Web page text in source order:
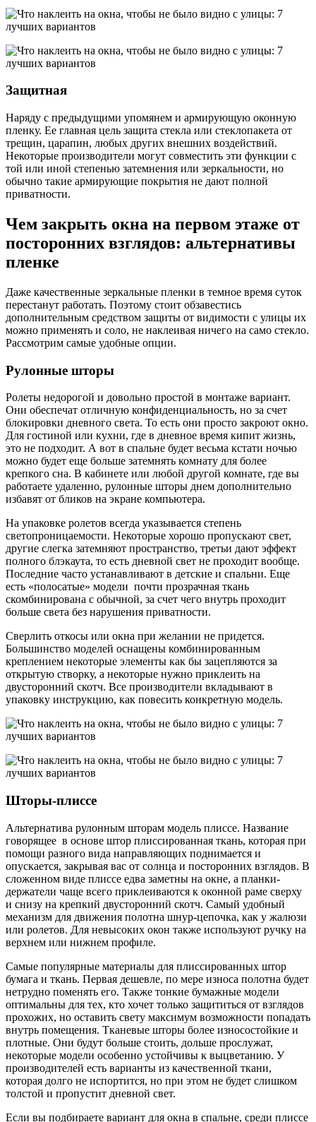
Защитная
Наряду с предыдущими упомянем и армирующую оконную
пленку. Ее главная цель защита стекла или стеклопакета от
трещин, царапин, любых других внешних воздействий.
Некоторые производители могут совместить эти функции с
той или иной степенью затемнения или зеркальности, но
обычно такие армирующие покрытия не дают полной
приватности.
Чем закрыть окна на первом этаже от
посторонних взглядов: альтернативы
пленке
Даже качественные зеркальные пленки в темное время суток
перестанут работать. Поэтому стоит обзавестись
дополнительным средством защиты от видимости с улицы их
можно применять и соло, не наклеивая ничего на само стекло.
Рассмотрим самые удобные опции.
Рулонные шторы
Ролеты недорогой и довольно простой в монтаже вариант.
Они обеспечат отличную конфиденциальность, но за счет
блокировки дневного света. То есть они просто закроют окно.
Для гостиной или кухни, где в дневное время кипит жизнь,
это не подходит. А вот в спальне будет весьма кстати ночью
можно будет еще больше затемнять комнату для более
крепкого сна. В кабинете или любой другой комнате, где вы
работаете удаленно, рулонные шторы днем дополнительно
избавят от бликов на экране компьютера.
На упаковке ролетов всегда указывается степень
светопроницаемости. Некоторые хорошо пропускают свет,
другие слегка затемняют пространство, третьи дают эффект
полного блэкаута, то есть дневной свет не проходит вообще.
Последние часто устанавливают в детские и спальни. Еще
есть «полосатые» модели почти прозрачная ткань
скомбинирована с обычной, за счет чего внутрь проходит
больше света без нарушения приватности.
Сверлить откосы или окна при желании не придется.
Большинство моделей оснащены комбинированным
креплением некоторые элементы как бы зацепляются за
открытую створку, а некоторые нужно приклеить на
двусторонний скотч. Все производители вкладывают в
упаковку инструкцию, как повесить конкретную модель.
Шторы-плиссе
Альтернатива рулонным шторам модель плиссе. Название
говорящее в основе штор плиссированная ткань, которая при
помощи разного вида направляющих поднимается и
опускается, закрывая вас от солнца и посторонних взглядов. В
сложенном виде плиссе едва заметны на окне, а планки-
держатели чаще всего приклеиваются к оконной раме сверху
и снизу на крепкий двусторонний скотч. Самый удобный
механизм для движения полотна шнур-цепочка, как у жалюзи
или ролетов. Для невысоких окон также используют ручку на
верхнем или нижнем профиле.
Самые популярные материалы для плиссированных штор
бумага и ткань. Первая дешевле, по мере износа полотна будет
нетрудно поменять его. Также тонкие бумажные модели
оптимальны для тех, кто хочет только защититься от взглядов
прохожих, но оставить свету максимум возможности попадать
внутрь помещения. Тканевые шторы более износостойкие и
плотные. Они будут больше стоить, дольше прослужат,
некоторые модели особенно устойчивы к выцветанию. У
производителей есть варианты из качественной ткани,
которая долго не испортится, но при этом не будет слишком
толстой и пропустит дневной свет.
Если вы подбираете вариант для окна в спальне, среди плиссе